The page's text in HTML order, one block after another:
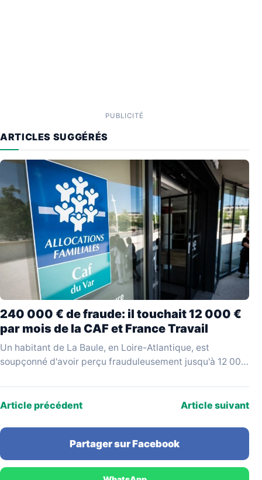
PUBLICITÉ
ARTICLES SUGGÉRÉS
240 000 € de fraude: il touchait 12 000 €
par mois de la CAF et France Travail
Un habitant de La Baule, en Loire-Atlantique, est
soupçonné d'avoir perçu frauduleusement jusqu'à 12 000
Article précédent Article suivant
Partager sur Facebook